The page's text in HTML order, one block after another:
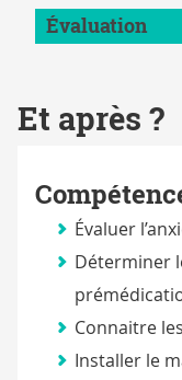
Évaluation
Et après ?
Évaluer
Déterminer
Connaitre
Installer le